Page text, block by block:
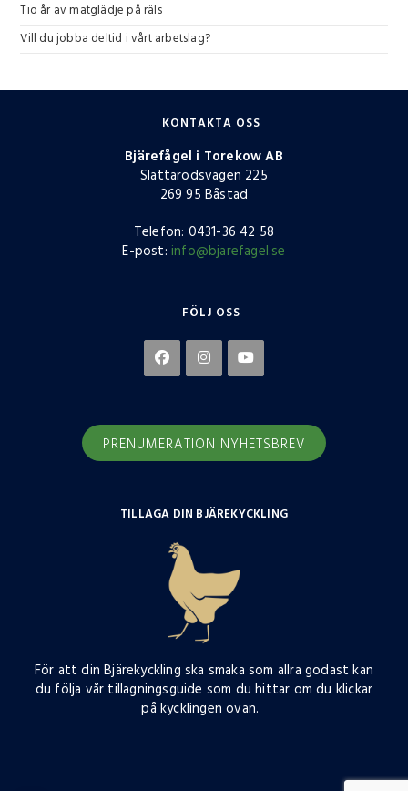
Tio år av matglädje på räls
Vill du jobba deltid i vårt arbetslag?
KONTAKTA OSS
Bjärefågel i Torekow AB
Slättarödsvägen 225
269 95 Båstad
Telefon: 0431-36 42 58
E-post: info@bjarefagel.se
FÖLJ OSS
PRENUMERATION NYHETSBREV
TILLAGA DIN BJÄREKYCKLING
För att din Bjärekyckling ska smaka som allra godast kan
du följa vår tillagningsguide som du hittar om du klickar
på kycklingen ovan.